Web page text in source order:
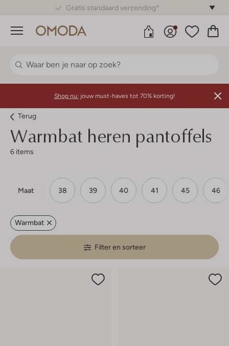
Gratis standaard verzending*
Menu
Shop nu: jouw must-haves tot 70% korting!
Terug
Warmbat heren pantoffels
6 items
Maat 38 39 40 41 45 46
Warmbat
Filter en sorteer